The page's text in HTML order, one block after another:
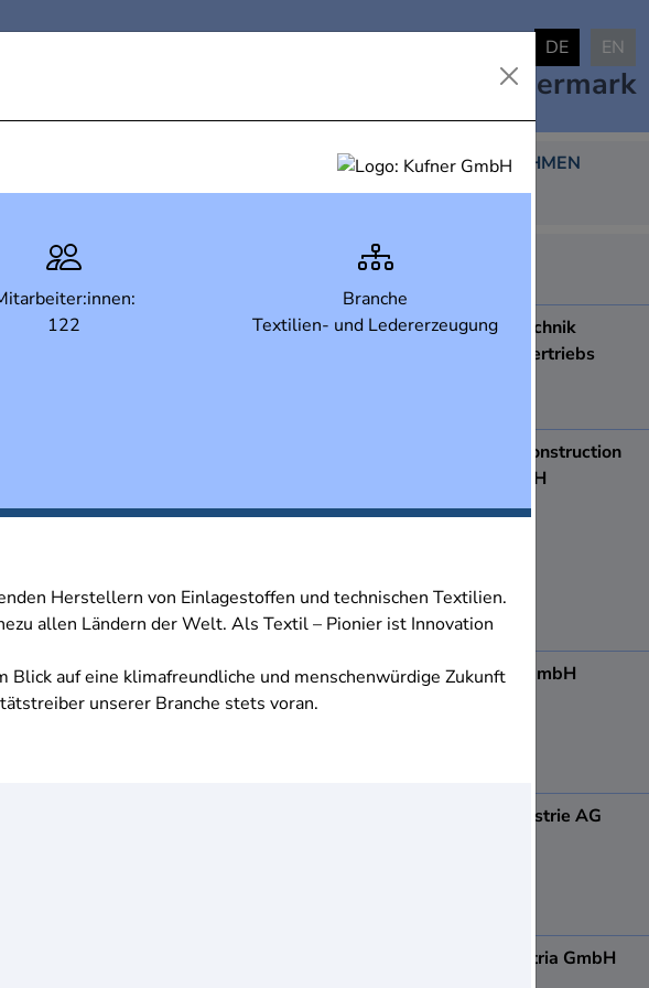
DE EN
Steiermark
DARGESTELLTE UNTERNEHMEN
438
ABB AG
ACCDUR Fenstertechnik
Produktions- und Vertriebs
ace Apparatebau construction
& engineering GmbH
8501Lieboch
ADA Möbelfabrik GmbH
Admonter Holzindustrie AG
AGRANA Fruit Austria GmbH
122
Branche
Textilien- und Ledererzeugung
Herstellern von Einlagestoffen und technischen Textilien.
allen Ländern der Welt. Als Textil – Pionier ist Innovation
auf eine klimafreundliche und menschenwürdige Zukunft
unserer Branche stets voran.